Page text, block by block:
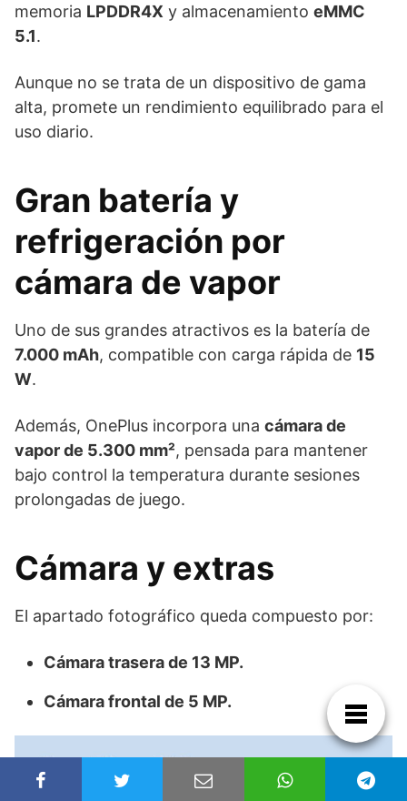
memoria LPDDR4X y almacenamiento eMMC
5.1.
Aunque no se trata de un dispositivo de gama
alta, promete un rendimiento equilibrado para el
uso diario.
Gran batería y
refrigeración por
cámara de vapor
Uno de sus grandes atractivos es la batería de
7.000 mAh, compatible con carga rápida de 15
W.
Además, OnePlus incorpora una cámara de
vapor de 5.300 mm², pensada para mantener
bajo control la temperatura durante sesiones
prolongadas de juego.
Cámara y extras
El apartado fotográfico queda compuesto por:
Cámara trasera de 13 MP.
Cámara frontal de 5 MP.